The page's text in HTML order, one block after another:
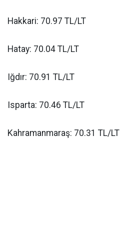
Hakkari: 70.97 TL/LT
Hatay: 70.04 TL/LT
Iğdır: 70.91 TL/LT
Isparta: 70.46 TL/LT
Kahramanmaraş: 70.31 TL/LT